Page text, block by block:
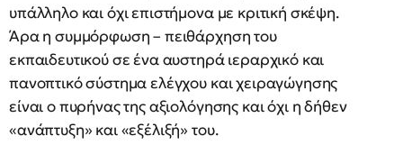
υπάλληλο και όχι επιστήμονα με κριτική σκέψη.
Άρα η συμμόρφωση – πειθάρχηση του
εκπαιδευτικού σε ένα αυστηρά ιεραρχικό και
πανοπτικό σύστημα ελέγχου και χειραγώγησης
είναι ο πυρήνας της αξιολόγησης και όχι η δήθεν
«ανάπτυξη» και «εξέλιξή» του.